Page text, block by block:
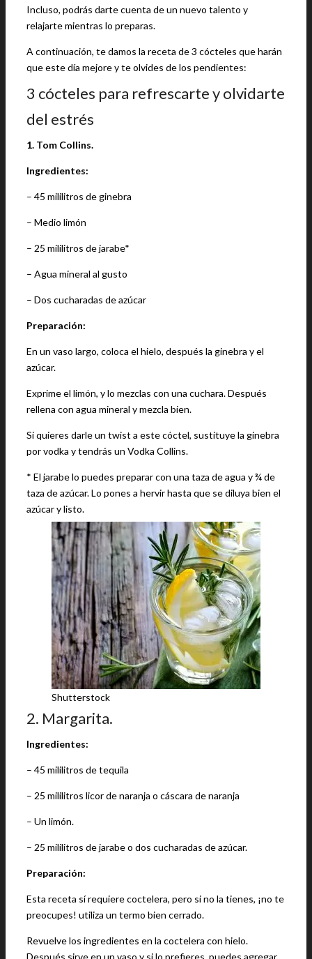
Incluso, podrás darte cuenta de un nuevo talento y
relajarte mientras lo preparas.
A continuación, te damos la receta de 3 cócteles que harán
que este día mejore y te olvides de los pendientes:
3 cócteles para refrescarte y olvidarte
del estrés
1. Tom Collins.
Ingredientes:
– 45 mililitros de ginebra
– Medio limón
– 25 mililitros de jarabe*
– Agua mineral al gusto
– Dos cucharadas de azúcar
Preparación:
En un vaso largo, coloca el hielo, después la ginebra y el
azúcar.
Exprime el limón, y lo mezclas con una cuchara. Después
rellena con agua mineral y mezcla bien.
Si quieres darle un twist a este cóctel, sustituye la ginebra
por vodka y tendrás un Vodka Collins.
* El jarabe lo puedes preparar con una taza de agua y ¾ de
taza de azúcar. Lo pones a hervir hasta que se diluya bien el
azúcar y listo.
Shutterstock
2. Margarita.
Ingredientes:
– 45 mililitros de tequila
– 25 mililitros licor de naranja o cáscara de naranja
– Un limón.
– 25 mililitros de jarabe o dos cucharadas de azúcar.
Preparación:
Esta receta sí requiere coctelera, pero si no la tienes, ¡no te
preocupes! utiliza un termo bien cerrado.
Revuelve los ingredientes en la coctelera con hielo.
Después sirve en un vaso y si lo prefieres, puedes agregar